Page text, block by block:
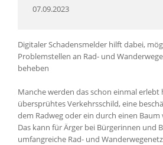
07.09.2023
Digitaler Schadensmelder hilft dabei,
Problemstellen an Rad- und
beheben
Manche werden das schon einmal erlebt
übersprühtes Verkehrsschild, eine
dem Radweg oder ein durch einen
Das kann für Ärger bei Bürgerinnen und
umfangreiche Rad- und